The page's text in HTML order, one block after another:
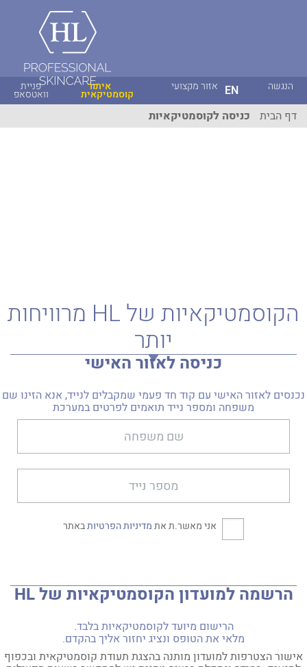
פניית
וואטסאפ
איתור
קוסמטיקאית
אזור מקצועי EN הנגשה
דף הבית כניסה לקוסמטיקאיות
הקוסמטיקאיות של HL מרוויחות
יותר
כניסה לאזור האישי
נכנסים לאזור האישי עם קוד חד פעמי שמקבלים לנייד, אנא הזינו שם
משפחה ומספר נייד תואמים לפרטים במערכת
אני מאשר.ת אתמדיניות הפרטיותבאתר
הרשמה למועדון הקוסמטיקאיות של HL
הרישום מיועד לקוסמטיקאיות בלבד.
מלאי את הטופס ונציג יחזור אליך בהקדם.
אישור הצטרפות למועדון מותנה בהצגת תעודת קוסמטיקאית ובכפוף